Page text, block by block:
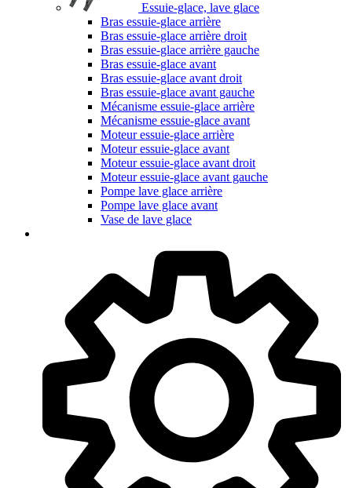
Essuie-glace, lave glace
Bras essuie-glace arrière
Bras essuie-glace arrière droit
Bras essuie-glace arrière gauche
Bras essuie-glace avant
Bras essuie-glace avant droit
Bras essuie-glace avant gauche
Mécanisme essuie-glace arrière
Mécanisme essuie-glace avant
Moteur essuie-glace arrière
Moteur essuie-glace avant
Moteur essuie-glace avant droit
Moteur essuie-glace avant gauche
Pompe lave glace arrière
Pompe lave glace avant
Vase de lave glace